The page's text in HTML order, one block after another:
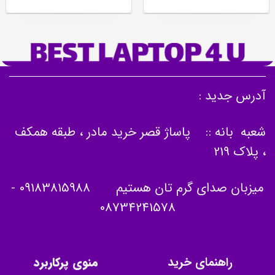
آدرس جدید :
شعبه بانه :: پاساژ قصر خرید مادر ، طبقه همکف
، پلاک 219
میزبان صدای گرم تان هستیم 09183815988
-
08734241578
راهنمای خرید منوی پرکاربرد